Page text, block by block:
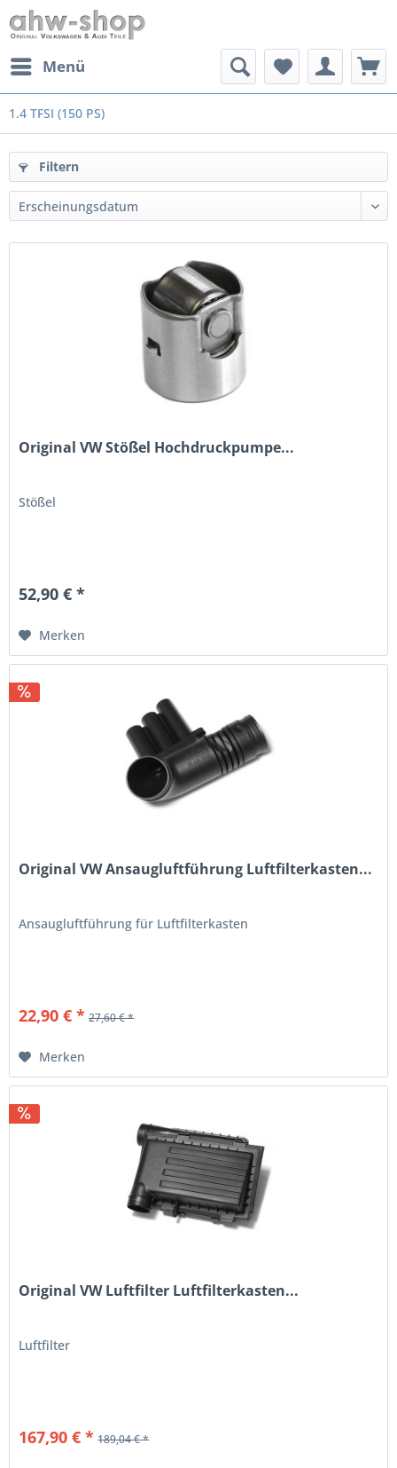
Menü
1.4 TFSI (150 PS)
Filtern
Original VW Stößel Hochdruckpumpe...
Stößel
52,90 € *
Merken
Original VW Ansaugluftführung Luftfilterkasten...
Ansaugluftführung für Luftfilterkasten
22,90 € * 27,60 € *
Merken
Original VW Luftfilter Luftfilterkasten...
Luftfilter
167,90 € * 189,04 € *